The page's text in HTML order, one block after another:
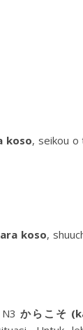
koso, seikou
koso,
からこそ